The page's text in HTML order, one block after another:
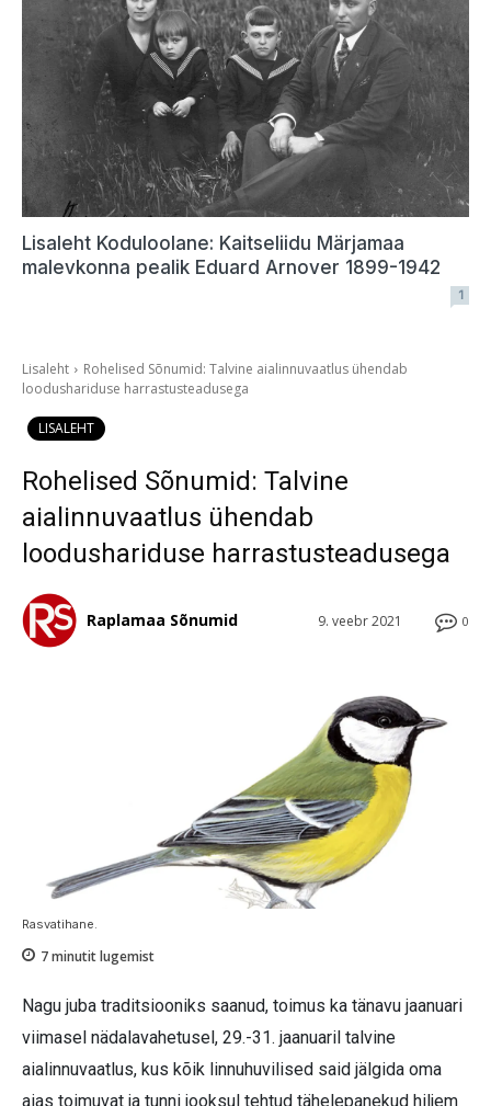
Lisaleht Koduloolane: Kaitseliidu Märjamaa
malevkonna pealik Eduard Arnover 1899-1942
1